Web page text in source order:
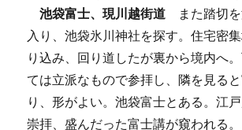
池袋富士、現川越街道 また踏切
入り、池袋氷川神社を探す。住宅密
り込み、回り道したが裏から境内へ
ては立派なもので参拝し、隣を見る
り、形がよい。池袋富士とある。江
崇拝、盛んだった富士講が窺われる